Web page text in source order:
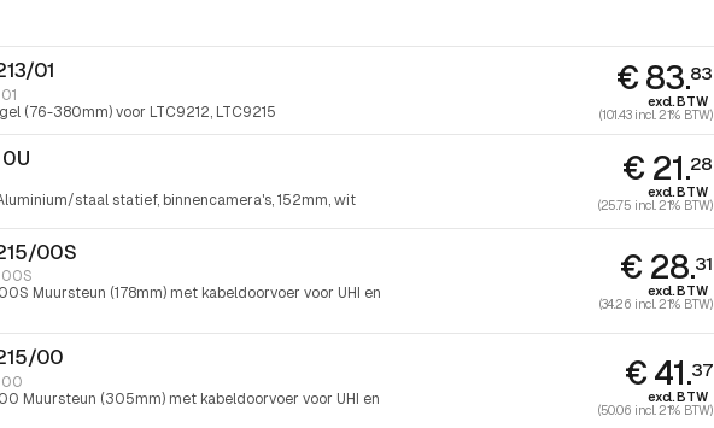
01
(76-380mm) voor LTC9212, LTC9215
€ 83.83
excl. BTW
(101.43 incl. 21% BTW)
staal statief, binnencamera's, 152mm, wit
€ 21.28
excl. BTW
(25.75 incl. 21% BTW)
00S
00S
Muursteun (178mm) met kabeldoorvoer voor UHI en
€ 28.31
excl. BTW
(34.26 incl. 21% BTW)
00
00
Muursteun (305mm) met kabeldoorvoer voor UHI en
€ 41.37
excl. BTW
(50.06 incl. 21% BTW)